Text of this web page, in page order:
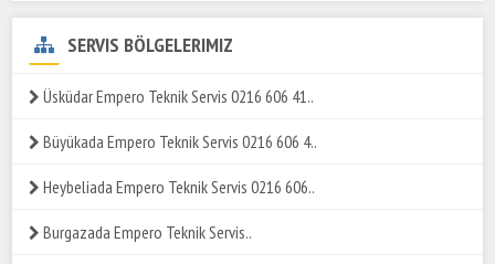
SERVIS BÖLGELERIMIZ
Üsküdar Empero Teknik Servis 0216 606 41..
Büyükada Empero Teknik Servis 0216 606 4..
Heybeliada Empero Teknik Servis 0216 606..
Burgazada Empero Teknik Servis..